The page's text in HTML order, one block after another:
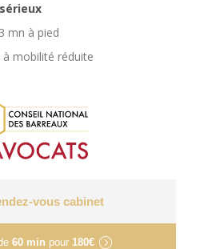
sérieux
mn à pied
à mobilité réduite
vous cabinet
60 min pour 180€